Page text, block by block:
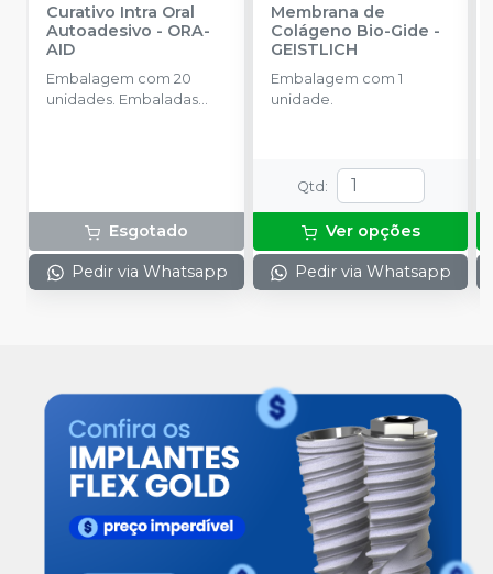
Curativo Intra Oral
Autoadesivo - ORA-
AID
Embalagem com 20
unidades. Embaladas
Esgotado
Pedir via Whatsapp
Membrana de
Colágeno Bio-Gide -
GEISTLICH
Embalagem com 1
unidade.
Qtd:
Ver opções
Pedir via Whatsapp